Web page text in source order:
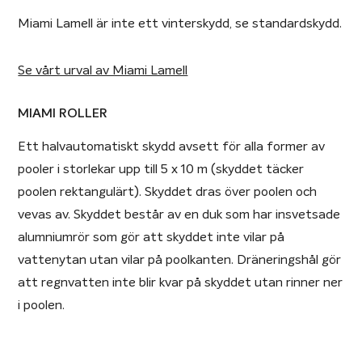
Miami Lamell är inte ett vinterskydd, se standardskydd.
Se vårt urval av Miami Lamell
MIAMI ROLLER
Ett halvautomatiskt skydd avsett för alla former av
pooler i storlekar upp till 5 x 10 m (skyddet täcker
poolen rektangulärt). Skyddet dras över poolen och
vevas av. Skyddet består av en duk som har insvetsade
alumniumrör som gör att skyddet inte vilar på
vattenytan utan vilar på poolkanten. Dräneringshål gör
att regnvatten inte blir kvar på skyddet utan rinner ner
i poolen.